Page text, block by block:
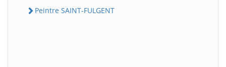
Peintre SAINT-FULGENT